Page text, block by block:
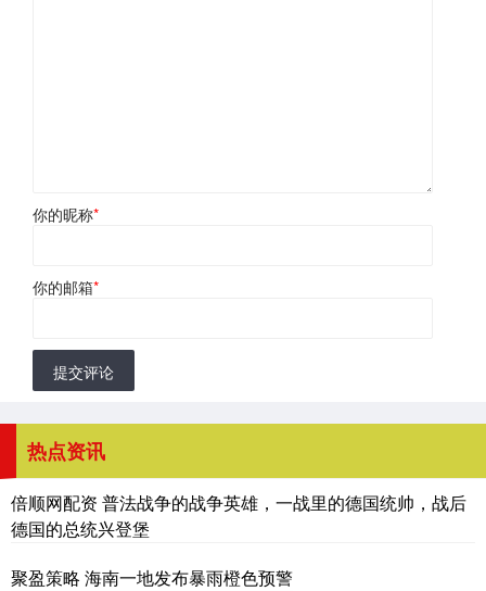
你的昵称*
你的邮箱*
提交评论
热点资讯
倍顺网配资 普法战争的战争英雄，一战里的德国统帅，战后
德国的总统兴登堡
聚盈策略 海南一地发布暴雨橙色预警